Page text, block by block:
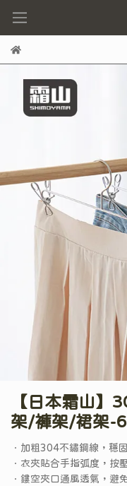
【日本霜山】
架/褲架/裙架-
．加粗304不鏽鋼線，穩
．衣夾貼合手指弧度，按
．鏤空夾口通風透氣，避